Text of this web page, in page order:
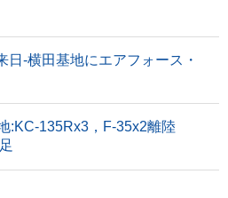
日-横田基地にエアフォース・
:KC-135Rx3，F-35x2離陸